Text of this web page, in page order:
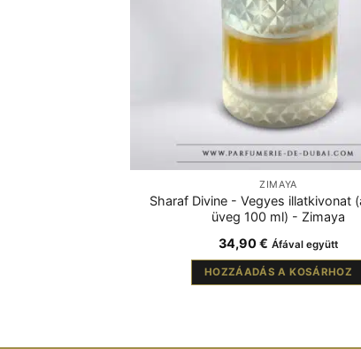
ZIMAYA
Sharaf Divine - Vegyes illatkivonat
üveg 100 ml) - Zimaya
34,90€ Áfával együtt
HOZZÁADÁS A KOSÁRHOZ